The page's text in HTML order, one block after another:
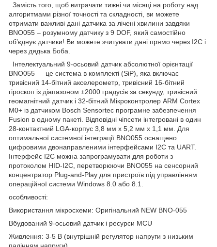
Замість того, щоб витрачати тижні чи місяці на роботу над
алгоритмами різної точності та складності, ви можете
отримати важливі дані датчика за лічені хвилини завдяки
BNO055 – розумному датчику з 9 DOF, який самостійно
об’єднує датчики! Ви можете зчитувати дані прямо через I2C і
через дядька Боба.
Інтелектуальний 9-осьовий датчик абсолютної орієнтації
BNO055 — це система в комплекті (SiP), яка включає
тривісний 14-бітний акселерометр, тривісний 16-бітний
гіроскоп із діапазоном ±2000 градусів за секунду, тривісний
геомагнітний датчик і 32-бітний Мікроконтролер ARM Cortex
M0+ із датчиком Bosch Sensortec програмне забезпечення
Fusion в одному пакеті. Відповідні чіпсети інтегровані в один
28-контактний LGA-корпус 3,8 мм x 5,2 мм x 1,1 мм. Для
оптимальної системної інтеграції BNO055 оснащено
цифровими двонаправленими інтерфейсами I2C та UART.
Інтерфейс I2C можна запрограмувати для роботи з
протоколом HID-I2C, перетворюючи BNO055 на сенсорний
концентратор Plug-and-Play для пристроїв під управлінням
операційної системи Windows 8.0 або 8.1.
особливості:
Використання мікросхеми: Оригінальний NEW BNO-055
Вбудований 9-осьовий датчик і ресурси MCU
Живлення: 3-5 В (внутрішній регулятор напруги з низьким
падінням напруги)